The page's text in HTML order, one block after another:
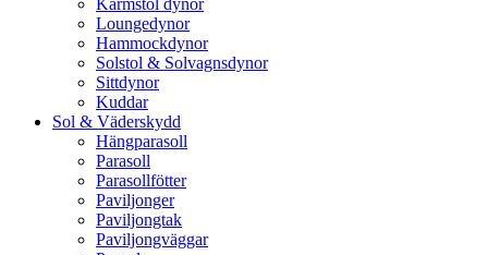
Karmstol dynor
Loungedynor
Hammockdynor
Solstol & Solvagnsdynor
Sittdynor
Kuddar
Sol & Väderskydd
Hängparasoll
Parasoll
Parasollfötter
Paviljonger
Paviljongtak
Paviljongväggar